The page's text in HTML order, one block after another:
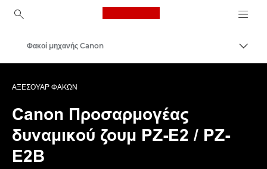
Canon Logo, back to
Φακοί μηχανής Canon
ΑΞΕΣΟΥΆΡ ΦΑΚΏΝ
Canon Προσαρμογέας
δυναμικού ζουμ PZ-E2 / PZ-
E2B